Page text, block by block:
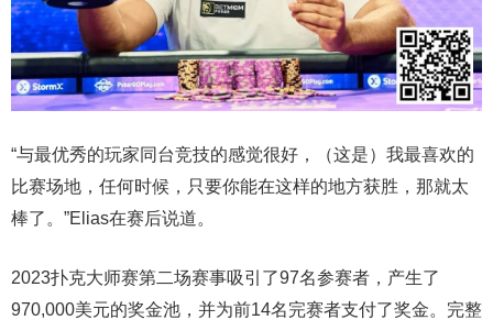
“与最优秀的玩家同台竞技的感觉很好，（这是）我最喜欢的
比赛场地，任何时候，只要你能在这样的地方获胜，那就太
棒了。”Elias在赛后说道。
2023扑克大师赛第二场赛事吸引了97名参赛者，产生了
970,000美元的奖金池，并为前14名完赛者支付了奖金。完整